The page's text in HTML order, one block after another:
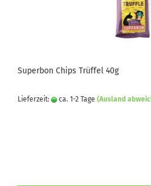
Superbon Chips Trüffel 40g
Lieferzeit: ca. 1-2 Tage (Ausland